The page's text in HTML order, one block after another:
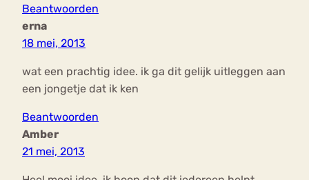
Beantwoorden
erna
18 mei, 2013
wat een prachtig idee. ik ga dit gelijk uitleggen aan
een jongetje dat ik ken
Beantwoorden
Amber
21 mei, 2013